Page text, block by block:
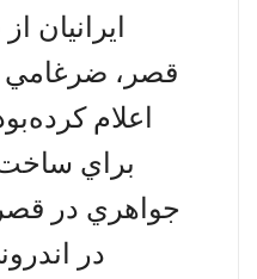
ايرانيان
قصر، ضرغامي
اعلام
براي
جواهري در
در